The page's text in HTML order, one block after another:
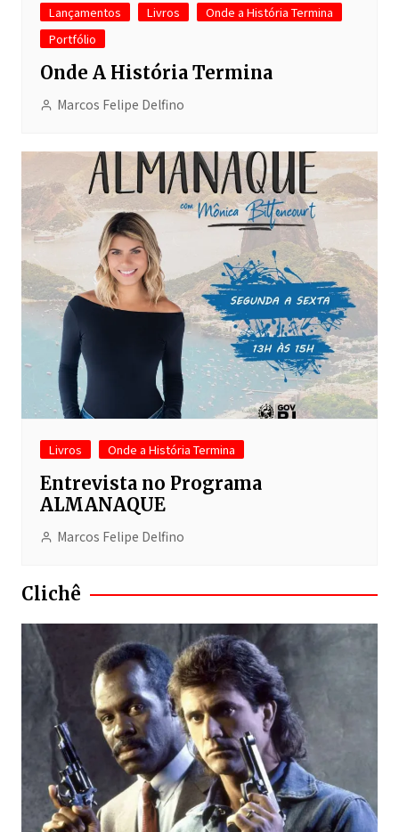
Lançamentos Livros
Onde a História Termina
Portfólio
Onde A História Termina
Marcos Felipe Delfino
Livros Onde a História Termina
Entrevista no Programa
ALMANAQUE
Marcos Felipe Delfino
Clichê